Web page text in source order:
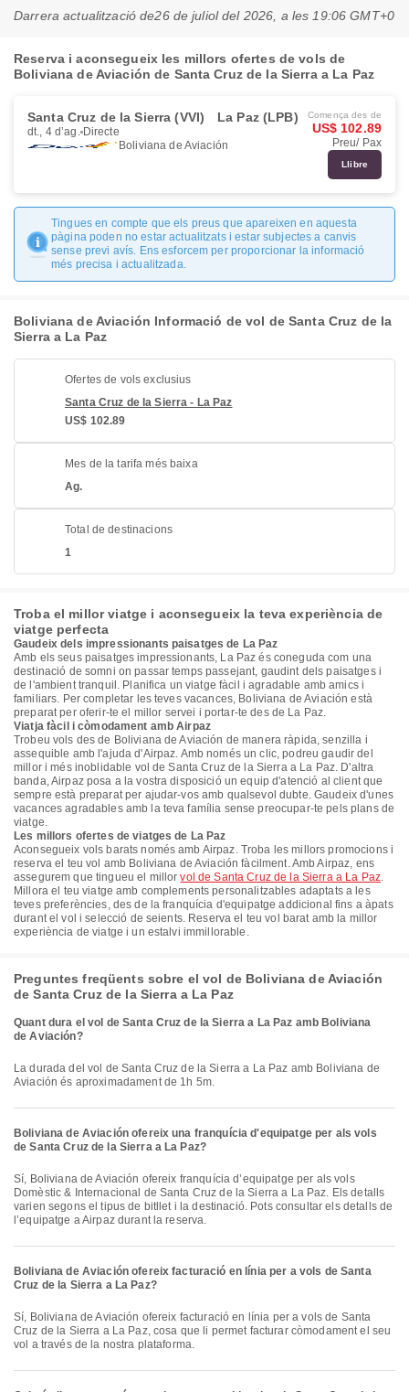
Darrera actualització de26 de juliol del 2026, a les 19:06 GMT+0
Reserva i aconsegueix les millors ofertes de vols de
Boliviana de Aviación de Santa Cruz de la Sierra a La Paz
Santa Cruz de la Sierra (VVI) La Paz (LPB)
dt., 4 d’ag. Directe
Boliviana de Aviación
Comença des de
US$ 102.89
Preu/ Pax
Llibre
Tingues en compte que els preus que apareixen en aquesta
pàgina poden no estar actualitzats i estar subjectes a canvis
sense previ avís. Ens esforcem per proporcionar la informació
més precisa i actualitzada.
Boliviana de Aviación Informació de vol de Santa Cruz de la
Sierra a La Paz
Ofertes de vols exclusius
Santa Cruz de la Sierra - La Paz
US$ 102.89
Mes de la tarifa més baixa
Ag.
Total de destinacions
1
Troba el millor viatge i aconsegueix la teva experiència de
viatge perfecta
Gaudeix dels impressionants paisatges de La Paz
Amb els seus paisatges impressionants, La Paz és coneguda com una
destinació de somni on passar temps passejant, gaudint dels paisatges i
de l'ambient tranquil. Planifica un viatge fàcil i agradable amb amics i
familiars. Per completar les teves vacances, Boliviana de Aviación està
preparat per oferir-te el millor servei i portar-te des de La Paz.
Viatja fàcil i còmodament amb Airpaz
Trobeu vols des de Boliviana de Aviación de manera ràpida, senzilla i
assequible amb l'ajuda d'Airpaz. Amb només un clic, podreu gaudir del
millor i més inoblidable vol de Santa Cruz de la Sierra a La Paz. D'altra
banda, Airpaz posa a la vostra disposició un equip d'atenció al client que
sempre està preparat per ajudar-vos amb qualsevol dubte. Gaudeix d'unes
vacances agradables amb la teva família sense preocupar-te pels plans de
viatge.
Les millors ofertes de viatges de La Paz
Aconsegueix vols barats només amb Airpaz. Troba les millors promocions i
reserva el teu vol amb Boliviana de Aviación fàcilment. Amb Airpaz, ens
assegurem que tingueu el millorvol de Santa Cruz de la Sierra a La Paz.
Millora el teu viatge amb complements personalitzables adaptats a les
teves preferències, des de la franquícia d'equipatge addicional fins a àpats
durant el vol i selecció de seients. Reserva el teu vol barat amb la millor
experiència de viatge i un estalvi immillorable.
Preguntes freqüents sobre el vol de Boliviana de Aviación
de Santa Cruz de la Sierra a La Paz
Quant dura el vol de Santa Cruz de la Sierra a La Paz amb Boliviana
de Aviación?
La durada del vol de Santa Cruz de la Sierra a La Paz amb Boliviana de
Aviación és aproximadament de 1h 5m.
Boliviana de Aviación ofereix una franquícia d'equipatge per als vols
de Santa Cruz de la Sierra a La Paz?
Sí, Boliviana de Aviación ofereix franquícia d’equipatge per als vols
Domèstic & Internacional de Santa Cruz de la Sierra a La Paz. Els detalls
varien segons el tipus de bitllet i la destinació. Pots consultar els detalls de
l’equipatge a Airpaz durant la reserva.
Boliviana de Aviación ofereix facturació en línia per a vols de Santa
Cruz de la Sierra a La Paz?
Sí, Boliviana de Aviación ofereix facturació en línia per a vols de Santa
Cruz de la Sierra a La Paz, cosa que li permet facturar còmodament el seu
vol a través de la nostra plataforma.